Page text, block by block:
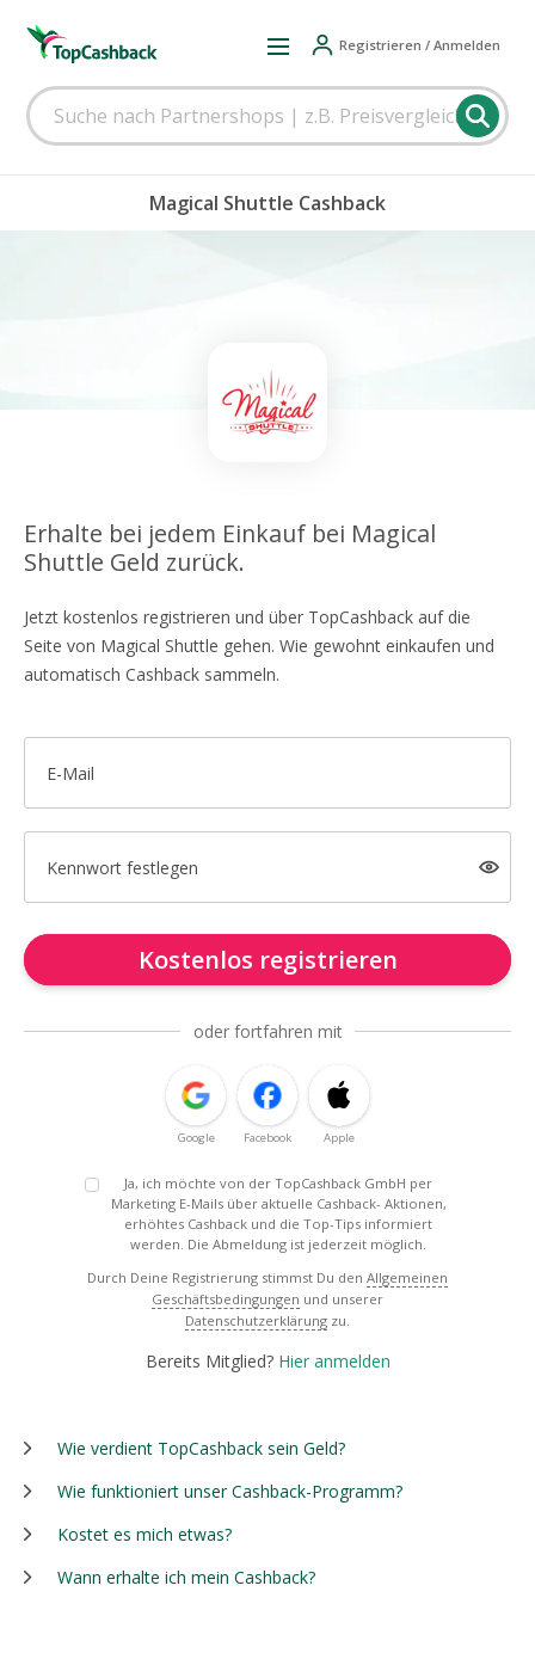
Registrieren / Anmelden
Magical Shuttle Cashback
Erhalte bei jedem Einkauf bei Magical
Shuttle Geld zurück.
Jetzt kostenlos registrieren und über TopCashback auf die
Seite von Magical Shuttle gehen. Wie gewohnt einkaufen und
automatisch Cashback sammeln.
E-Mail
Kennwort festlegen
Kostenlos registrieren
oder fortfahren mit
Google Facebook Apple
Ja, ich möchte von der TopCashback GmbH per
Marketing E-Mails über aktuelle Cashback- Aktionen,
erhöhtes Cashback und die Top-Tips informiert
werden. Die Abmeldung ist jederzeit möglich.
Durch Deine Registrierung stimmst Du den Allgemeinen
Geschäftsbedingungen und unserer
Datenschutzerklärung zu.
Bereits Mitglied? Hier anmelden
Wie verdient TopCashback sein Geld?
Wie funktioniert unser Cashback-Programm?
Kostet es mich etwas?
Wann erhalte ich mein Cashback?